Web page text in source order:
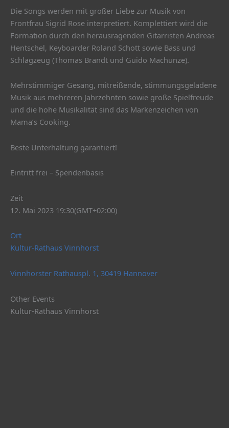
Die Songs werden mit großer Liebe zur Musik von
Frontfrau Sigrid Rose interpretiert. Komplettiert wird die
Formation durch den herausragenden Gitarristen Andreas
Hentschel, Keyboarder Roland Schott sowie Bass und
Schlagzeug (Thomas Brandt und Guido Machunze).
Mehrstimmiger Gesang, mitreißende, stimmungsgeladene
Musik aus mehreren Jahrzehnten sowie große Spielfreude
und die hohe Musikalität sind das Markenzeichen von
Mama’s Cooking.
Beste Unterhaltung garantiert!
Eintritt frei – Spendenbasis
Zeit
12. Mai 2023 19:30(GMT+02:00)
Ort
Kultur-Rathaus Vinnhorst
Vinnhorster Rathauspl. 1, 30419 Hannover
Other Events
Kultur-Rathaus Vinnhorst